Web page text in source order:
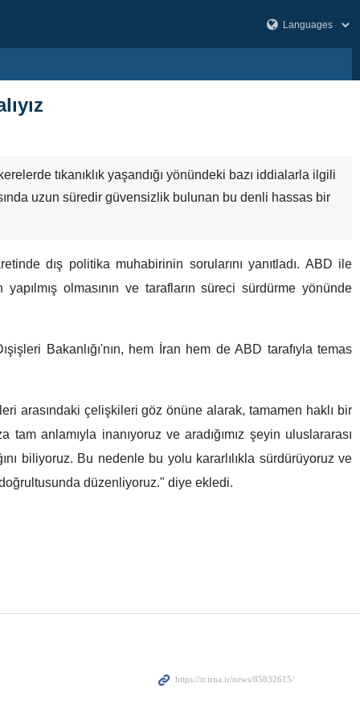
tıkanıklık yaşandığı yönündeki bazı iddialarla ilgili
uzun süredir güvensizlik bulunan bu denli hassas bir
dış politika muhabirinin sorularını yanıtladı. ABD ile
olmasının ve tarafların süreci sürdürme yönünde
Bakanlığı'nın, hem İran hem de ABD tarafıyla temas
arasındaki çelişkileri göz önüne alarak, tamamen haklı bir
anlamıyla inanıyoruz ve aradığımız şeyin uluslararası
biliyoruz. Bu nedenle bu yolu kararlılıkla sürdürüyoruz ve
düzenliyoruz." diye ekledi.